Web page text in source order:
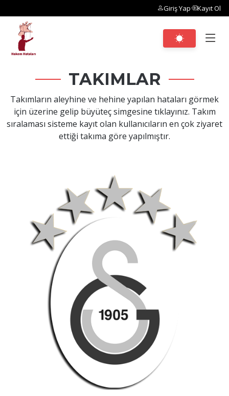
Giriş Yap Kayıt Ol
TAKIMLAR
Takımların aleyhine ve hehine yapılan hataları görmek
için üzerine gelip büyüteç simgesine tıklayınız. Takım
sıralaması sisteme kayıt olan kullanıcıların en çok ziyaret
ettiği takıma göre yapılmıştır.